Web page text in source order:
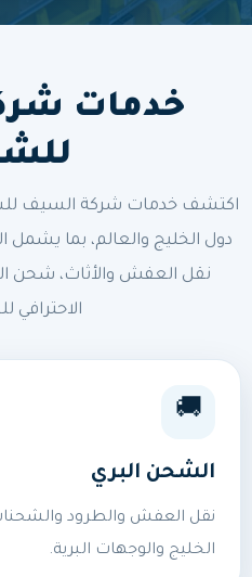
خدمات
اكتشف خدمات شركة السيف
دول الخليج والعالم، بما يشمل
نقل العفش والأثاث، شحن
الاحترافي
🚚
الشحن البري
نقل العفش والطرود
الخليج والوجهات البرية.